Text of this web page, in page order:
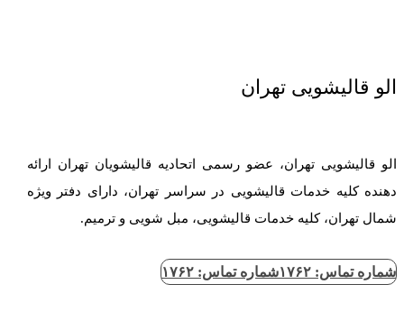
الو قالیشویی تهران
الو قالیشویی تهران، عضو رسمی اتحادیه قالیشویان تهران ارائه
دهنده کلیه خدمات قالیشویی در سراسر تهران، دارای دفتر ویژه
شمال تهران، کلیه خدمات قالیشویی، مبل شویی و ترمیم.
شماره تماس: ۱۷۶۲ شماره تماس: ۱۷۶۲